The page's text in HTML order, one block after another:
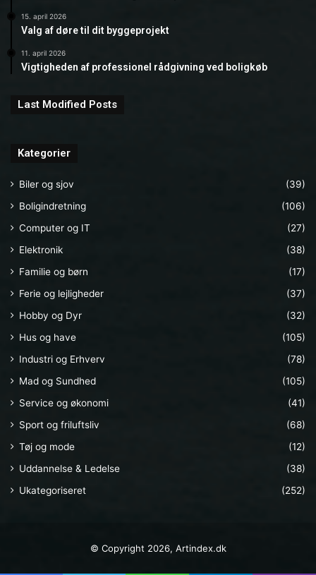
15. april 2026
Valg af døre til dit byggeprojekt
11. april 2026
Vigtigheden af professionel rådgivning ved boligkøb
Last Modified Posts
Kategorier
Biler og sjov
(39)
Boligindretning
(106)
Computer og IT
(27)
Elektronik
(38)
Familie og børn
(17)
Ferie og lejligheder
(37)
Hobby og Dyr
(32)
Hus og have
(105)
Industri og Erhverv
(78)
Mad og Sundhed
(105)
Service og økonomi
(41)
Sport og friluftsliv
(68)
Tøj og mode
(12)
Uddannelse & Ledelse
(38)
Ukategoriseret
(252)
© Copyright 2026, Artindex.dk